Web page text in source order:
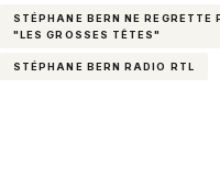
STÉPHANE BERN NE
"LES GROSSES TÊTES"
STÉPHANE BERN RADIO RTL